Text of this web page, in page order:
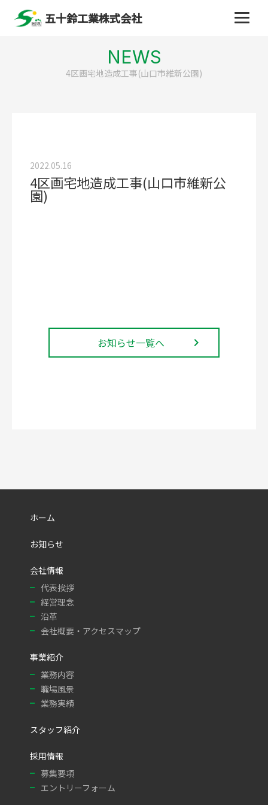
五十鈴工業株式会社
NEWS
4区画宅地造成工事(山口市維新公園)
2022.05.16
4区画宅地造成工事(山口市維新公
園)
お知らせ一覧へ navigate_next
ホーム
お知らせ
会社情報
代表挨拶
経営理念
沿革
会社概要・アクセスマップ
事業紹介
業務内容
職場風景
業務実績
スタッフ紹介
採用情報
募集要項
エントリーフォーム